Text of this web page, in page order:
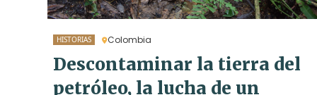
HISTORIAS Colombia
Descontaminar la tierra del
petróleo, la lucha de un